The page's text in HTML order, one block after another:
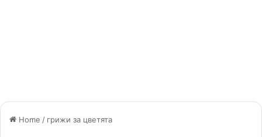
Home / грижи за цветята